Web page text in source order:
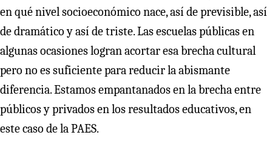
en qué nivel socioeconómico nace, así de previsible, así
de dramático y así de triste. Las escuelas públicas en
algunas ocasiones logran acortar esa brecha cultural
pero no es suficiente para reducir la abismante
diferencia. Estamos empantanados en la brecha entre
públicos y privados en los resultados educativos, en
este caso de la PAES.